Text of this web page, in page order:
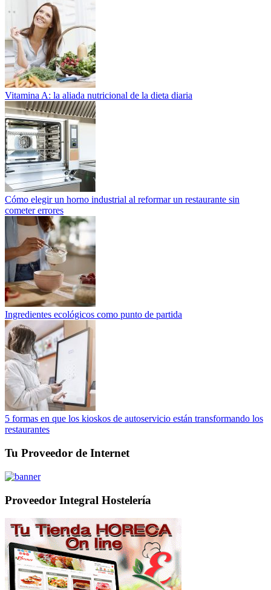
Vitamina A: la aliada nutricional de la dieta diaria
Cómo elegir un horno industrial al reformar un restaurante sin
cometer errores
Ingredientes ecológicos como punto de partida
5 formas en que los kioskos de autoservicio están transformando los
restaurantes
Tu Proveedor de Internet
Proveedor Integral Hostelería